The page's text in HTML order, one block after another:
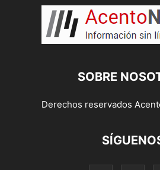
SOBRE
Derechos reservados